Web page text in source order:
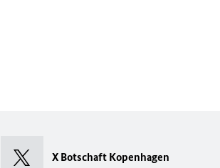
X Botschaft Kopenhagen